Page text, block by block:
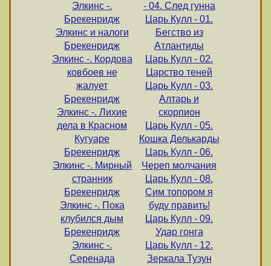
Элкинс -.
Брекенридж
Элкинс и налоги
Брекенридж
Элкинс -. Кордова
ковбоев не
жалует
Брекенридж
Элкинс -. Лихие
дела в Красном
Кугуаре
Брекенридж
Элкинс -. Мирный
странник
Брекенридж
Элкинс -. Пока
клубился дым
Брекенридж
Элкинс -.
Серенада
- 04. След гунна
Царь Кулл - 01.
Бегство из
Атлантиды
Царь Кулл - 02.
Царство теней
Царь Кулл - 03.
Алтарь и
скорпион
Царь Кулл - 05.
Кошка Делькарды
Царь Кулл - 06.
Череп молчания
Царь Кулл - 08.
Сим топором я
буду править!
Царь Кулл - 09.
Удар гонга
Царь Кулл - 12.
Зеркала Тузун